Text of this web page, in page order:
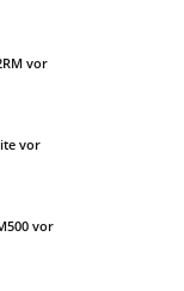
vor
vor
vor